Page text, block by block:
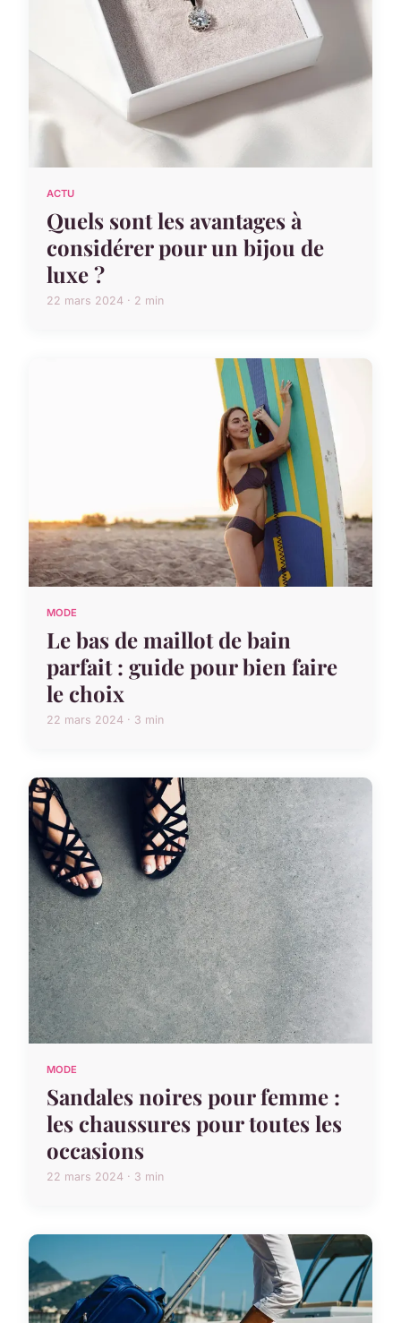
ACTU
Quels sont les avantages à
considérer pour un bijou de
luxe ?
22 mars 2024 · 2 min
MODE
Le bas de maillot de bain
parfait : guide pour bien faire
le choix
22 mars 2024 · 3 min
MODE
Sandales noires pour femme :
les chaussures pour toutes les
occasions
22 mars 2024 · 3 min